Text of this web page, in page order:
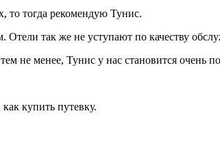
то тогда рекомендую Тунис.
так же не уступают по качеству
не менее, Тунис у нас становится очень
купить путевку.